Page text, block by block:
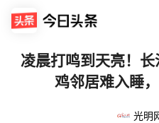
凌晨打鸣到天亮！
鸡邻居难入睡
光明